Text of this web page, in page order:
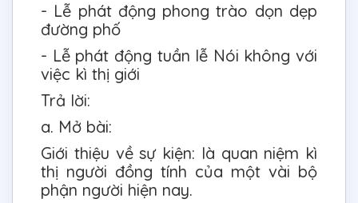
- Lễ phát động phong trào dọn dẹp
đường phố
- Lễ phát động tuần lễ Nói không với
việc kì thị giới
Trả lời:
a. Mở bài:
Giới thiệu về sự kiện: là quan niệm kì
thị người đồng tính của một vài bộ
phận người hiện nay.